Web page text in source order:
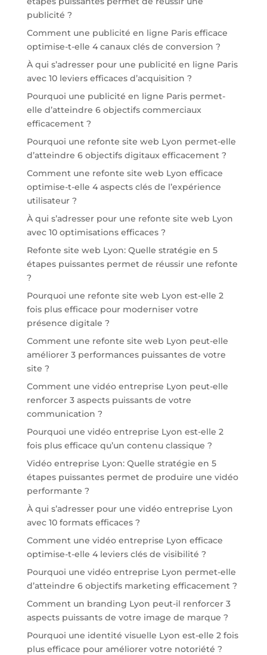
publicité ?
Comment une publicité en ligne Paris efficace
optimise-t-elle 4 canaux clés de conversion ?
À qui s’adresser pour une publicité en ligne Paris
avec 10 leviers efficaces d’acquisition ?
Pourquoi une publicité en ligne Paris permet-
elle d’atteindre 6 objectifs commerciaux
efficacement ?
Pourquoi une refonte site web Lyon permet-elle
d’atteindre 6 objectifs digitaux efficacement ?
Comment une refonte site web Lyon efficace
optimise-t-elle 4 aspects clés de l’expérience
utilisateur ?
À qui s’adresser pour une refonte site web Lyon
avec 10 optimisations efficaces ?
Refonte site web Lyon: Quelle stratégie en 5
étapes puissantes permet de réussir une refonte
?
Pourquoi une refonte site web Lyon est-elle 2
fois plus efficace pour moderniser votre
présence digitale ?
Comment une refonte site web Lyon peut-elle
améliorer 3 performances puissantes de votre
site ?
Comment une vidéo entreprise Lyon peut-elle
renforcer 3 aspects puissants de votre
communication ?
Pourquoi une vidéo entreprise Lyon est-elle 2
fois plus efficace qu’un contenu classique ?
Vidéo entreprise Lyon: Quelle stratégie en 5
étapes puissantes permet de produire une vidéo
performante ?
À qui s’adresser pour une vidéo entreprise Lyon
avec 10 formats efficaces ?
Comment une vidéo entreprise Lyon efficace
optimise-t-elle 4 leviers clés de visibilité ?
Pourquoi une vidéo entreprise Lyon permet-elle
d’atteindre 6 objectifs marketing efficacement ?
Comment un branding Lyon peut-il renforcer 3
aspects puissants de votre image de marque ?
Pourquoi une identité visuelle Lyon est-elle 2 fois
plus efficace pour améliorer votre notoriété ?